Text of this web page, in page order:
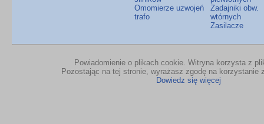
Omomierze uzwojeń
trafo
Zadajniki obw.
wtórnych
Zasilacze
Powiadomienie o plikach cookie. Witryna korzysta z
Pozostając na tej stronie, wyrażasz zgodę na korzystanie
Dowiedz się więcej